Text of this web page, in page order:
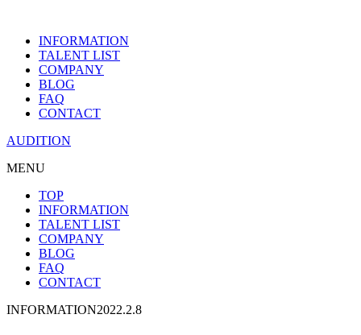
INFORMATION
TALENT LIST
COMPANY
BLOG
FAQ
CONTACT
AUDITION
MENU
TOP
INFORMATION
TALENT LIST
COMPANY
BLOG
FAQ
CONTACT
INFORMATION2022.2.8